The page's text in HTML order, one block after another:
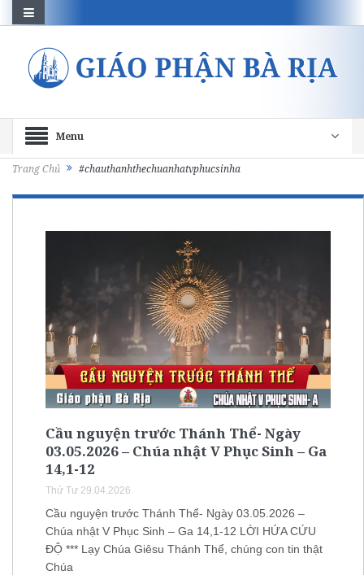
Menu
Trang Chủ #chauthanhthechuanhatvphucsinha
Cầu nguyện trước Thánh Thể- Ngày
03.05.2026 – Chúa nhật V Phục Sinh – Ga
14,1-12
Thứ Tư 29.04.2026
Cầu nguyện trước Thánh Thể- Ngày 03.05.2026 –
Chúa nhật V Phục Sinh – Ga 14,1-12 LỜI HỨA CỨU
ĐỘ *** Lạy Chúa Giêsu Thánh Thể, chúng con tin thật
Chúa